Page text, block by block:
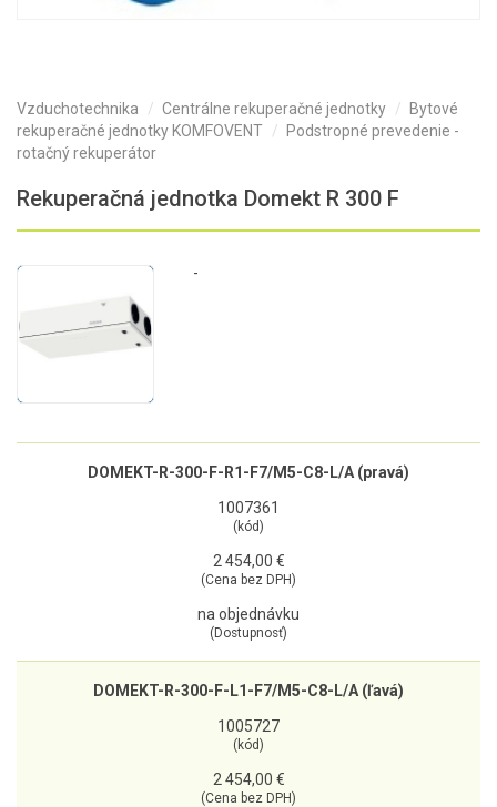
Vzduchotechnika Centrálne rekuperačné jednotky
Bytové
rekuperačné jednotky KOMFOVENT
Podstropné prevedenie -
rotačný rekuperátor
Rekuperačná jednotka Domekt R 300 F
-
DOMEKT-R-300-F-R1-F7/M5-C8-L/A (pravá)
1007361
(kód)
2 454,00 €
(Cena bez DPH)
na objednávku
(Dostupnosť)
DOMEKT-R-300-F-L1-F7/M5-C8-L/A (ľavá)
1005727
(kód)
2 454,00 €
(Cena bez DPH)